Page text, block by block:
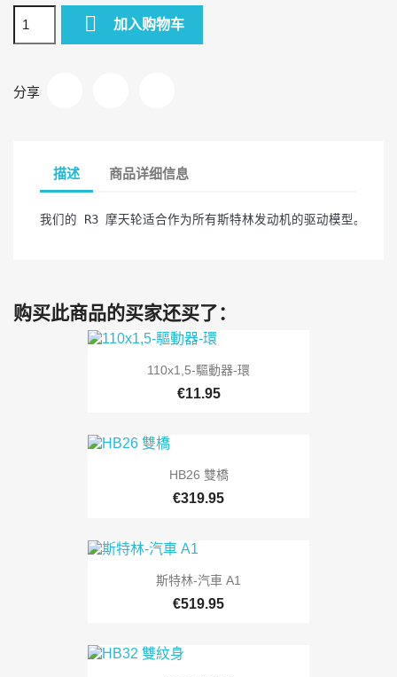
 加入购物车
分享
描述 商品详细信息
我们的 R3 摩天轮适合作为所有斯特林发动机的驱动模型。
购买此商品的买家还买了：
110x1,5-驅動器-環
€11.95
HB26 雙橋
€319.95
斯特林-汽車 A1
€519.95